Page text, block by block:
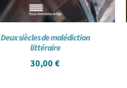
Deux siècles de malédiction
littéraire
30,00€